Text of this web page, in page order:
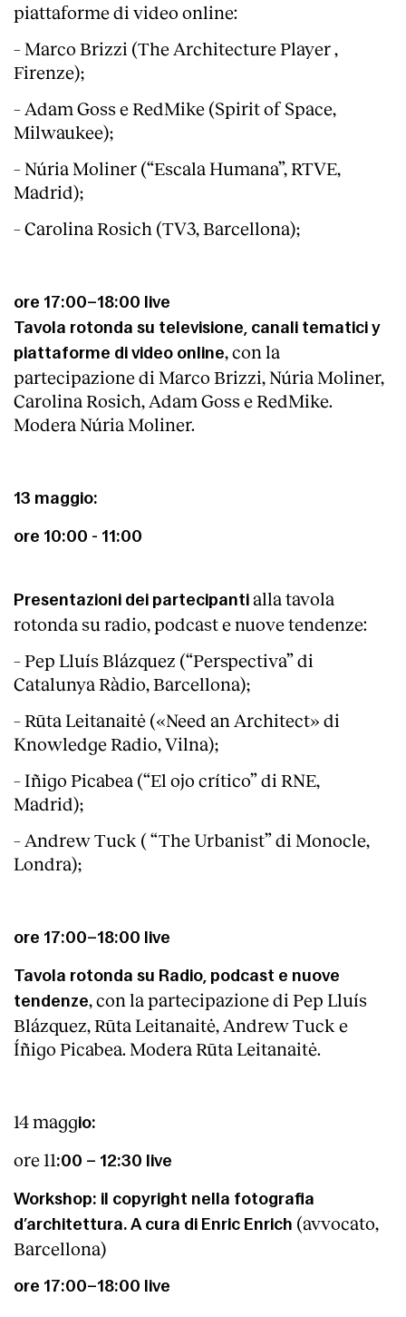
piattaforme di video online:
– Marco Brizzi (The Architecture Player ,
Firenze);
– Adam Goss e RedMike (Spirit of Space,
Milwaukee);
– Núria Moliner (“Escala Humana”, RTVE,
Madrid);
– Carolina Rosich (TV3, Barcellona);
ore 17:00–18:00 live
Tavola rotonda su televisione, canali tematici y
piattaforme di video online, con la
partecipazione di Marco Brizzi, Núria Moliner,
Carolina Rosich, Adam Goss e RedMike.
Modera Núria Moliner.
13 maggio:
ore 10:00 - 11:00
Presentazioni dei partecipanti alla tavola
rotonda su radio, podcast e nuove tendenze:
– Pep Lluís Blázquez (“Perspectiva” di
Catalunya Ràdio, Barcellona);
– Rūta Leitanaitė («Need an Architect» di
Knowledge Radio, Vilna);
– Iñigo Picabea (“El ojo crítico” di RNE,
Madrid);
– Andrew Tuck ( “The Urbanist” di Monocle,
Londra);
ore 17:00–18:00 live
Tavola rotonda su Radio, podcast e nuove
tendenze, con la partecipazione di Pep Lluís
Blázquez, Rūta Leitanaitė, Andrew Tuck e
Íñigo Picabea. Modera Rūta Leitanaitė.
14 maggio:
ore 11:00 – 12:30 live
Workshop: il copyright nella fotografia
d’architettura. A cura di Enric Enrich (avvocato,
Barcellona)
ore 17:00–18:00 live